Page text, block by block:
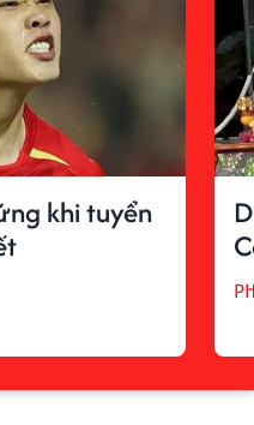
khi tuyển